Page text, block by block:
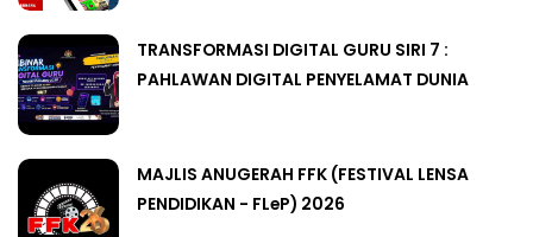
TRANSFORMASI DIGITAL GURU SIRI 7 :
PAHLAWAN DIGITAL PENYELAMAT DUNIA
MAJLIS ANUGERAH FFK (FESTIVAL LENSA
PENDIDIKAN - FLeP) 2026